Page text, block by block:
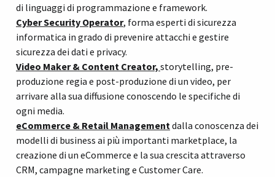
di linguaggi di programmazione e framework.
Cyber Security Operator, forma esperti di sicurezza
informatica in grado di prevenire attacchi e gestire
sicurezza dei dati e privacy.
Video Maker & Content Creator, storytelling, pre-
produzione regia e post-produzione di un video, per
arrivare alla sua diffusione conoscendo le specifiche di
ogni media.
eCommerce & Retail Managementdalla conoscenza dei
modelli di business ai più importanti marketplace, la
creazione di un eCommerce e la sua crescita attraverso
CRM, campagne marketing e Customer Care.